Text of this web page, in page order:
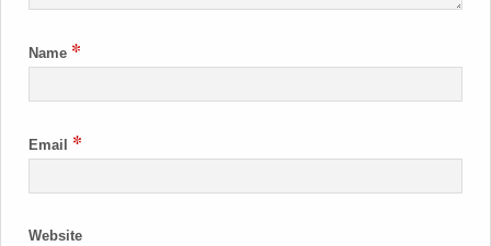
Name *
Email *
Website